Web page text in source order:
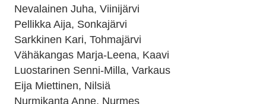
Nevalainen Juha, Viinijärvi
Pellikka Aija, Sonkajärvi
Sarkkinen Kari, Tohmajärvi
Vähäkangas Marja-Leena, Kaavi
Luostarinen Senni-Milla, Varkaus
Eija Miettinen, Nilsiä
Nurmikanta Anne, Nurmes